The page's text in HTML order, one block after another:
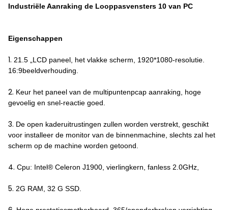
Industriële Aanraking de Looppasvensters 10 van PC
Eigenschappen
1. 21.5 „LCD paneel, het vlakke scherm, 1920*1080-resolutie.
16:9beeldverhouding.
2. Keur het paneel van de multipuntenpcap aanraking, hoge
gevoelig en snel-reactie goed.
3. De open kaderuitrustingen zullen worden verstrekt, geschikt
voor installeer de monitor van de binnenmachine, slechts zal het
scherm op de machine worden getoond.
4. Cpu: Intel® Celeron J1900, vierlingkern, fanless 2.0GHz,
5. 2G RAM, 32 G SSD.